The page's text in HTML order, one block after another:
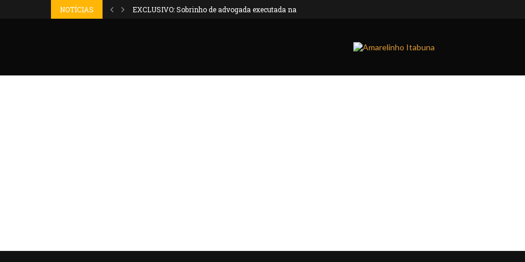
NOTÍCIAS EXCLUSIVO: Sobrinho de advogada executada na Bahia é...